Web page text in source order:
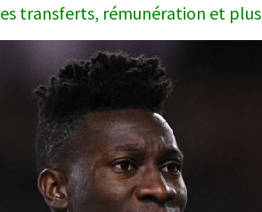
transferts, rémunération et plus